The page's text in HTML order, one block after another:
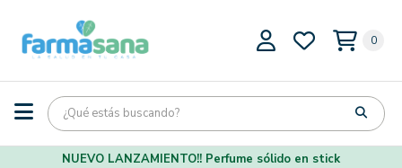
0
NUEVO LANZAMIENTO!! Perfume sólido en stick